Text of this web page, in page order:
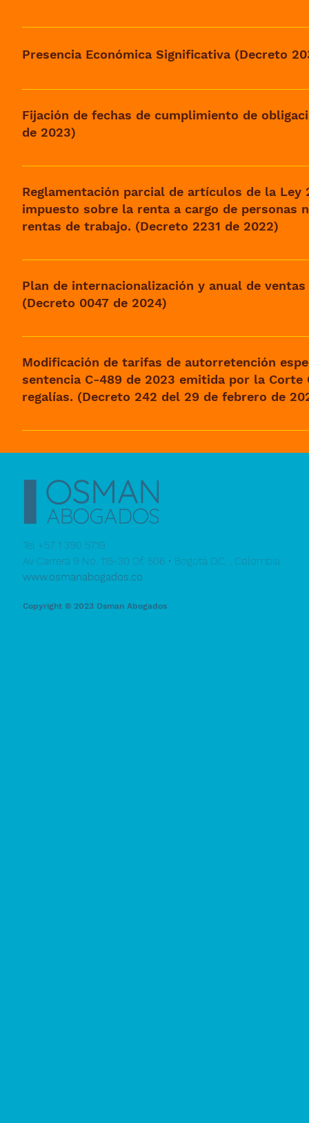
Visualizar Decreto 0261 de 2023
Presencia Económica Significativa (Decreto
Visualizar Decreto 2039 de 2023
Fijación de fechas de cumplimiento de
de 2023)
Visualizar Decreto
Reglamentación parcial de artículos de la
impuesto sobre la renta a cargo de
rentas de trabajo. (Decreto 2231 de 2022)
Visualizar Decreto
Plan de internacionalización y anual de
(Decreto 0047 de 2024)
Visualizar Decreto
Modificación de tarifas de autorretención
sentencia C-489 de 2023 emitida por la
regalías. (Decreto 242 del 29 de febrero de
Visualizar Decreto
Tel +57 1 390 5719
Av Carrera 9 No. 115-30 Of. 506 • Bogotá D.C. , Colombia
www.osmanabogados.co
Copyright © 2023 Osman Abogados